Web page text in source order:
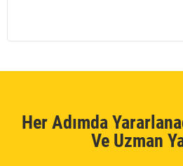
Her Adımda
Ve Uzman